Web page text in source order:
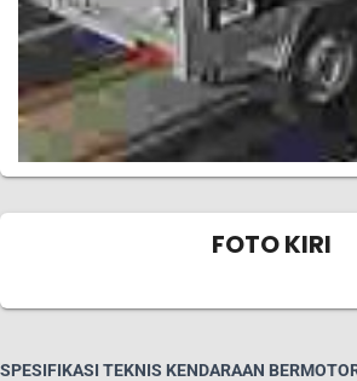
FOTO KIRI
SPESIFIKASI TEKNIS KENDARAAN